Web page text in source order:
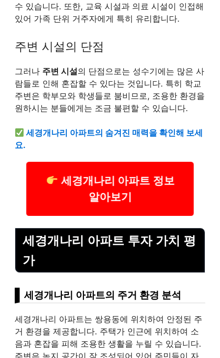
수 있습니다. 또한, 교육 시설과 의료 시설이 인접해
있어 가족 단위 거주자에게 특히 유리합니다.
주변 시설의 단점
그러나 주변 시설의 단점으로는 성수기에는 많은 사
람들로 인해 혼잡할 수 있다는 것입니다. 특히 학교
주변은 학부모와 학생들로 붐비므로, 조용한 환경을
원하시는 분들에게는 조금 불편할 수 있습니다.
세경개나리 아파트의 숨겨진 매력을 확인해 보세
요.
세경개나리 아파트 정보
알아보기
세경개나리 아파트 투자 가치 평
가
세경개나리 아파트의 주거 환경 분석
세경개나리 아파트는 쌍용동에 위치하여 안정된 주
거 환경을 제공합니다. 주택가 인근에 위치하여 소
음과 혼잡을 피해 조용한 생활을 누릴 수 있습니다.
주변은 녹지 공간이 잘 조성되어 있어 주민들이 자